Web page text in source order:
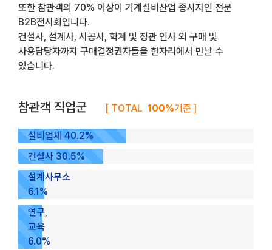
또한 참관객의 70% 이상이 기계설비산업 종사자인 전문
B2B전시회입니다.
건설사, 설계사, 시공사, 학계 및 정관 인사 외 구매 및
사용담당자까지 구매결정권자들을 한자리에서 만날 수
있습니다.
참관객 직업군 [ TOTAL 100%기준 ]
설비업체 40.2%
건설사 30.5%
설계사무소
6.1%
연구,
교육
6.0%